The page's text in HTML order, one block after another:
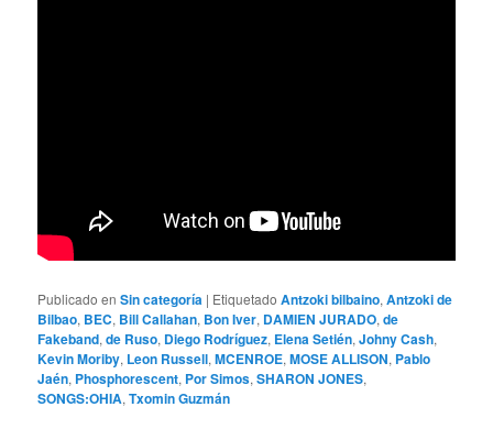
Publicado en Sin categoría | Etiquetado Antzoki bilbaino,Antzoki de
Bilbao, BEC, Bill Callahan, Bon Iver, DAMIEN JURADO,de
Fakeband,de Ruso, Diego Rodríguez, Elena Setién,Johny Cash,
Kevin Moriby, Leon Russell,MCENROE,MOSE ALLISON, Pablo
Jaén, Phosphorescent, Por Simos,SHARON JONES,
SONGS:OHIA,Txomin Guzmán